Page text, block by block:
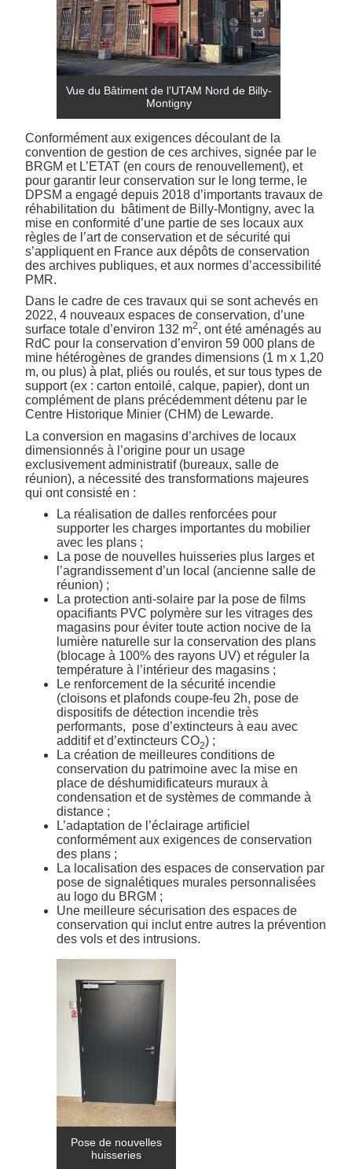
Vue du Bâtiment de l’UTAM Nord de Billy-
Montigny
Conformément aux exigences découlant de la
convention de gestion de ces archives, signée par le
BRGM et L’ETAT (en cours de renouvellement), et
pour garantir leur conservation sur le long terme, le
DPSM a engagé depuis 2018 d’importants travaux de
réhabilitation du bâtiment de Billy-Montigny, avec la
mise en conformité d’une partie de ses locaux aux
règles de l’art de conservation et de sécurité qui
s’appliquent en France aux dépôts de conservation
des archives publiques, et aux normes d’accessibilité
PMR.
Dans le cadre de ces travaux qui se sont achevés en
2022, 4 nouveaux espaces de conservation, d’une
surface totale d’environ 132 m2, ont été aménagés au
RdC pour la conservation d’environ 59 000 plans de
mine hétérogènes de grandes dimensions (1 m x 1,20
m, ou plus) à plat, pliés ou roulés, et sur tous types de
support (ex : carton entoilé, calque, papier), dont un
complément de plans précédemment détenu par le
Centre Historique Minier (CHM) de Lewarde.
La conversion en magasins d’archives de locaux
dimensionnés à l’origine pour un usage
exclusivement administratif (bureaux, salle de
réunion), a nécessité des transformations majeures
qui ont consisté en :
La réalisation de dalles renforcées pour
supporter les charges importantes du mobilier
avec les plans ;
La pose de nouvelles huisseries plus larges et
l’agrandissement d’un local (ancienne salle de
réunion) ;
La protection anti-solaire par la pose de films
opacifiants PVC polymère sur les vitrages des
magasins pour éviter toute action nocive de la
lumière naturelle sur la conservation des plans
(blocage à 100% des rayons UV) et réguler la
température à l’intérieur des magasins ;
Le renforcement de la sécurité incendie
(cloisons et plafonds coupe-feu 2h, pose de
dispositifs de détection incendie très
performants, pose d’extincteurs à eau avec
additif et d’extincteurs CO2) ;
La création de meilleures conditions de
conservation du patrimoine avec la mise en
place de déshumidificateurs muraux à
condensation et de systèmes de commande à
distance ;
L’adaptation de l’éclairage artificiel
conformément aux exigences de conservation
des plans ;
La localisation des espaces de conservation par
pose de signalétiques murales personnalisées
au logo du BRGM ;
Une meilleure sécurisation des espaces de
conservation qui inclut entre autres la prévention
des vols et des intrusions.
Pose de nouvelles
huisseries